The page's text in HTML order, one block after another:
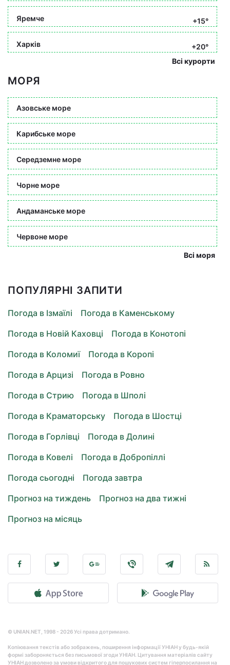
Яремче +15°
Харків
+20°
Всі курорти
МОРЯ
Азовське море
Карибське море
Середземне море
Чорне море
Андаманське море
Червоне море
Всі моря
ПОПУЛЯРНІ ЗАПИТИ
Погода в Ізмаїлі
Погода в Каменському
Погода в Новій Каховці
Погода в Конотопі
Погода в Коломиї
Погода в Коропі
Погода в Арцизі
Погода в Ровно
Погода в Стрию
Погода в Шполі
Погода в Краматорську
Погода в Шостці
Погода в Горлівці
Погода в Долині
Погода в Ковелі
Погода в Добропіллі
Погода сьогодні
Погода завтра
Прогноз на тиждень
Прогноз на два тижні
Прогноз на місяць
© UNIAN.NET, 1998 - 2026 Усі права дотримано.
Копіювання текстів або зображень, поширення інформації УНІАН у будь-якій
формі забороняється без письмової згоди УНІАН. Цитування матеріалів сайту
УНІАН дозволено за умови відкритого для пошукових систем гіперпосилання на